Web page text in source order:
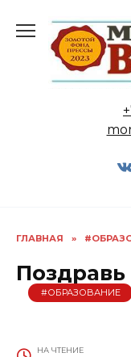
содержанию
ГЛАВНАЯ »
Поздравь
#ОБРАЗОВАНИЕ
НА ЧТЕНИЕ